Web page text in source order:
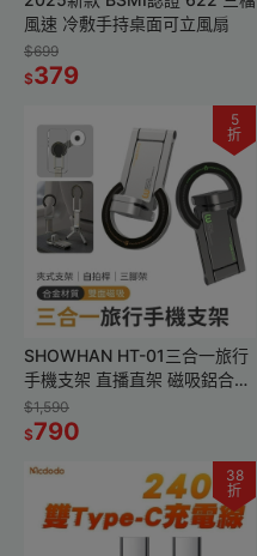
風速 冷敷手持桌面可立風扇
$699
$379
5
折
SHOWHAN HT-01三合一旅行
手機支架 直播直架 磁吸鋁合金
手機支架 可變身三腳架 可夾式
自拍桿 台灣現貨
$1,590
$790
38
折